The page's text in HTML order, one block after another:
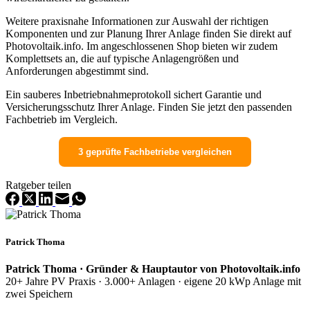
Weitere praxisnahe Informationen zur Auswahl der richtigen
Komponenten und zur Planung Ihrer Anlage finden Sie direkt auf
Photovoltaik.info. Im angeschlossenen Shop bieten wir zudem
Komplettsets an, die auf typische Anlagengrößen und
Anforderungen abgestimmt sind.
Ein sauberes Inbetriebnahmeprotokoll sichert Garantie und
Versicherungsschutz Ihrer Anlage. Finden Sie jetzt den passenden
Fachbetrieb im Vergleich.
3 geprüfte Fachbetriebe vergleichen
Ratgeber teilen
Patrick Thoma
Patrick Thoma · Gründer & Hauptautor von Photovoltaik.info
20+ Jahre PV Praxis · 3.000+ Anlagen · eigene 20 kWp Anlage mit
zwei Speichern